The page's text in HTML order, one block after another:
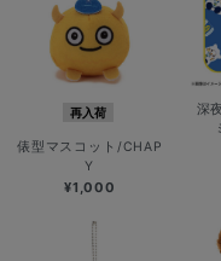
再入荷
俵型マスコット/CHAP
Y
¥1,000
深